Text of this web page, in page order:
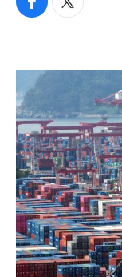
f
c
b
o
k
t
i
t